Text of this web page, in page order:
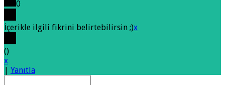
0
İçerikle ilgili fikrini belirtebilirsin ;)x
()
x
Yanıtla